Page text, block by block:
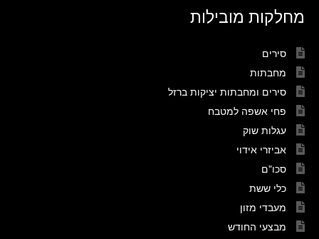
מחלקות מובילות
סירים
מחבתות
סירים ומחבתות יציקות ברזל
פחי אשפה למטבח
עגלות שוק
אביזרי אידוי
סכו"ם
כלי ששת
מעבדי מזון
מבצעי החודש